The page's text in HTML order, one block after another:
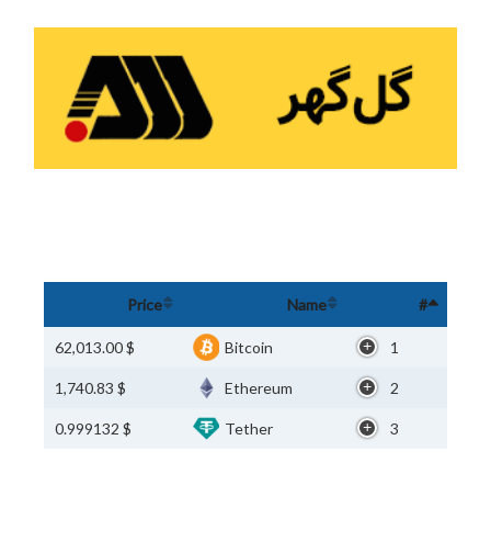
#
Name
Price
1
Bitcoin
$ 62,013.00
2
Ethereum
$ 1,740.83
3
Tether
$ 0.999132